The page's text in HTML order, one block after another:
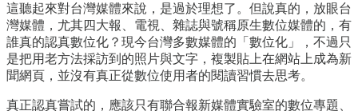
這聽起來對台灣媒體來說，是過於理想了。但說真的，放眼台
灣媒體，尤其四大報、電視、雜誌與號稱原生數位媒體的，有
誰真的認真數位化？現今台灣多數媒體的「數位化」，不過只
是把用老方法採訪到的照片與文字，複製貼上在網站上成為新
聞網頁，並沒有真正從數位使用者的閱讀習慣去思考。
真正認真嘗試的，應該只有聯合報新媒體實驗室的數位專題、